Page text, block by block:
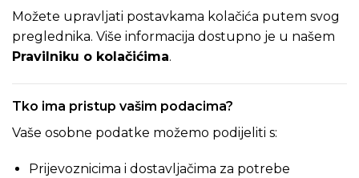
Možete upravljati postavkama kolačića putem svog
preglednika. Više informacija dostupno je u našem
Pravilniku o kolačićima.
Tko ima pristup vašim podacima?
Vaše osobne podatke možemo podijeliti s:
Prijevoznicima i dostavljačima za potrebe